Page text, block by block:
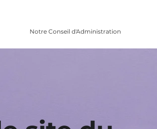
Notre Conseil d'Administration